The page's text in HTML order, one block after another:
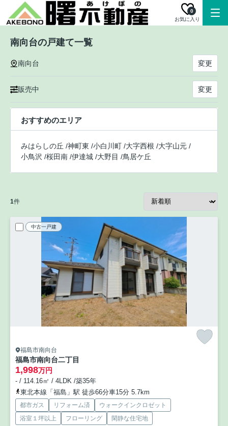
お気に入り
0
南向台の戸建て一覧
南向台 変更
販売中 変更
おすすめのエリア
みはらしの丘 /神町東 /小白川町 /大字西根 /大字山元 /
小鳥沢 /桜田南 /伊達城 /大野目 /鳥居ケ丘
1件
中古一戸建
福島市南向台
福島市南向台二丁目
1,998万円
- / 114.16㎡ / 4LDK /築35年
東北本線「福島」駅 徒歩66分車15分 5.7km
都市ガス リフォーム済
ウォークインクロゼット
浴室１坪以上
フローリング 閑静な住宅地